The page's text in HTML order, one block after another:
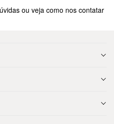
ou veja como nos contatar